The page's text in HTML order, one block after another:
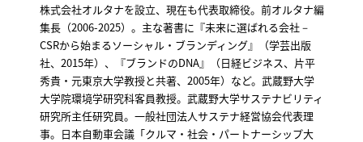
株式会社オルタナを設立、現在も代表取締役。前オルタナ編
集長（2006-2025）。主な著書に『未来に選ばれる会社－
CSRから始まるソーシャル・ブランディング』（学芸出版
社、2015年）、『ブランドのDNA』（日経ビジネス、片平
秀貴・元東京大学教授と共著、2005年）など。武蔵野大学
大学院環境学研究科客員教授。武蔵野大学サステナビリティ
研究所主任研究員。一般社団法人サステナ経営協会代表理
事。日本自動車会議「クルマ・社会・パートナーシップ大